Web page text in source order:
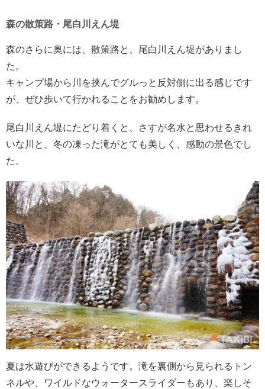
森の散策路・尾白川えん堤
森のさらに奥には、散策路と、尾白川えん堤がありまし
た。
キャンプ場から川を挟んでグルっと反対側に出る感じです
が、ぜひ歩いて行かれることをお勧めします。
尾白川えん堤にたどり着くと、さすが名水と思わせるきれ
いな川と、冬の凍った滝がとても美しく、感動の景色でし
た。
夏は水遊びができるようです。滝を裏側から見られるトン
ネルや、ワイルドなウォータースライダーもあり、楽しそ